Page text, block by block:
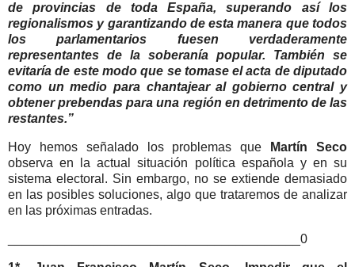
de provincias de toda España, superando así los
regionalismos y garantizando de esta manera que todos
los parlamentarios fuesen verdaderamente
representantes de la soberanía popular. También se
evitaría de este modo que se tomase el acta de diputado
como un medio para chantajear al gobierno central y
obtener prebendas para una región en detrimento de las
restantes.”
Hoy hemos señalado los problemas que
Martín Seco
observa en la actual situación política española y en su
sistema electoral. Sin embargo, no se extiende demasiado
en las posibles soluciones, algo que trataremos de analizar
en las próximas entradas.
_________________________________________0